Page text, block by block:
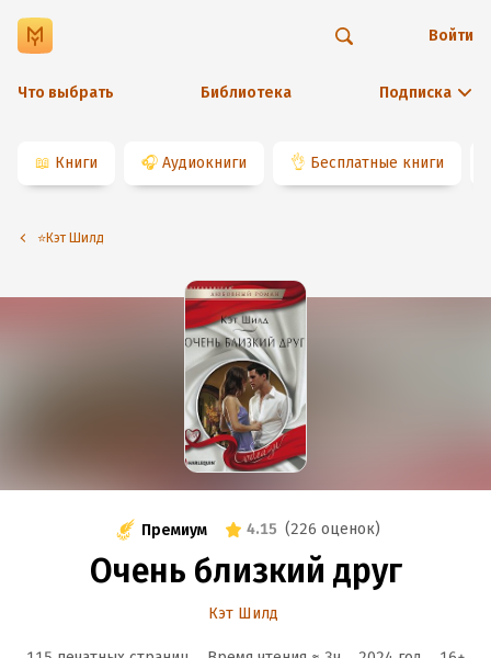
Что выбрать Библиотека Подписка
Войти
📖 Книги 🎧 Аудиокниги 👌 Бесплатные книги
⭐️Кэт Шилд
Премиум 4.15 (226 оценок)
Очень близкий друг
Кэт Шилд